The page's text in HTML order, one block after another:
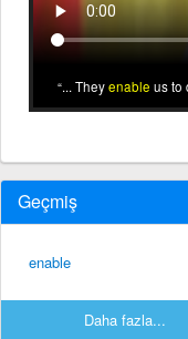
... Theyenable us to
Geçmiş
enable
Daha fazla...